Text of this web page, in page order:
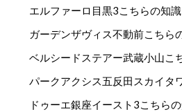
エルファーロ目黒3こちらの知識
ガーデンザヴィス不動前こちら
ベルシードステアー武蔵小山こ
パークアクシス五反田スカイタ
ドゥーエ銀座イースト3こちら